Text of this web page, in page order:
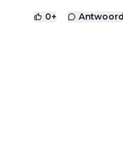
0+ Antwoord